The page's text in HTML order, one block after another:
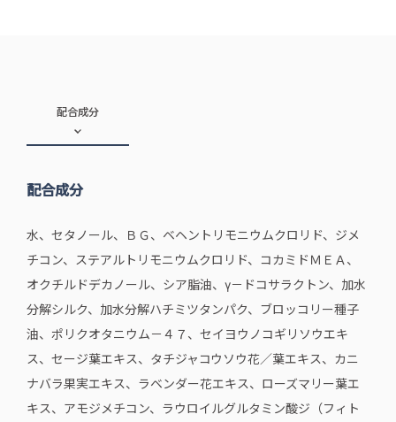
配合成分
配合成分
水、セタノール、ＢＧ、ベヘントリモニウムクロリド、ジメ
チコン、ステアルトリモニウムクロリド、コカミドＭＥＡ、
オクチルドデカノール、シア脂油、γ－ドコサラクトン、加水
分解シルク、加水分解ハチミツタンパク、ブロッコリー種子
油、ポリクオタニウム－４７、セイヨウノコギリソウエキ
ス、セージ葉エキス、タチジャコウソウ花／葉エキス、カニ
ナバラ果実エキス、ラベンダー花エキス、ローズマリー葉エ
キス、アモジメチコン、ラウロイルグルタミン酸ジ（フィト